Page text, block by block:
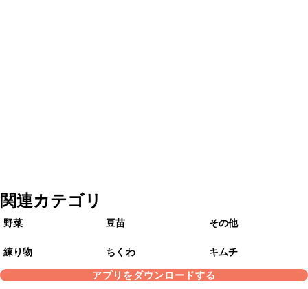
関連カテゴリ
野菜 豆苗 その他
練り物 ちくわ
キムチ
アプリをダウンロードする